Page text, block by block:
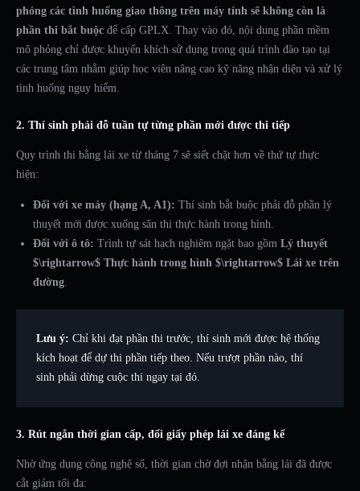
phỏng các tình huống giao thông trên máy tính sẽ không còn là
phần thi bắt buộc để cấp GPLX. Thay vào đó, nội dung phần mềm
mô phỏng chỉ được khuyến khích sử dụng trong quá trình đào tạo tại
các trung tâm nhằm giúp học viên nâng cao kỹ năng nhận diện và xử lý
tình huống nguy hiểm.
2. Thí sinh phải đỗ tuần tự từng phần mới được thi tiếp
Quy trình thi bằng lái xe từ tháng 7 sẽ siết chặt hơn về thứ tự thực
hiện:
Đối với xe máy (hạng A, A1): Thí sinh bắt buộc phải đỗ phần lý
thuyết mới được xuống sân thi thực hành trong hình.
Đối với ô tô: Trình tự sát hạch nghiêm ngặt bao gồm Lý thuyết
$\rightarrow$ Thực hành trong hình $\rightarrow$ Lái xe trên
đường.
Lưu ý: Chỉ khi đạt phần thi trước, thí sinh mới được hệ thống
kích hoạt để dự thi phần tiếp theo. Nếu trượt phần nào, thí
sinh phải dừng cuộc thi ngay tại đó.
3. Rút ngắn thời gian cấp, đổi giấy phép lái xe đáng kể
Nhờ ứng dụng công nghệ số, thời gian chờ đợi nhận bằng lái đã được
cắt giảm tối đa: